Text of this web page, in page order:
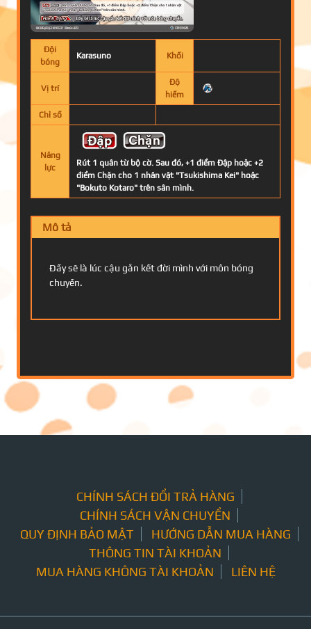
Đội
bóng
Karasuno Khối
Vị trí
Độ
hiếm
Chỉ số
Năng
lực
Rút 1 quân từ bộ cờ. Sau đó, +1 điểm Đập hoặc +2
điểm Chặn cho 1 nhân vật "Tsukishima Kei" hoặc
"Bokuto Kotaro" trên sân mình.
Mô tả
Đấy sẽ là lúc cậu gắn kết đời mình với môn bóng
chuyền.
CHÍNH SÁCH ĐỔI TRẢ HÀNG
CHÍNH SÁCH VẬN CHUYỂN
QUY ĐỊNH BẢO MẬT
HƯỚNG DẪN MUA HÀNG
THÔNG TIN TÀI KHOẢN
MUA HÀNG KHÔNG TÀI KHOẢN
LIÊN HỆ